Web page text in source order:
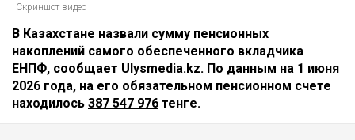
Скриншот видео
В Казахстане назвали сумму пенсионных
накоплений самого обеспеченного вкладчика
ЕНПФ, сообщает Ulysmedia.kz. По данным на 1 июня
2026 года, на его обязательном пенсионном счете
находилось 387 547 976 тенге.